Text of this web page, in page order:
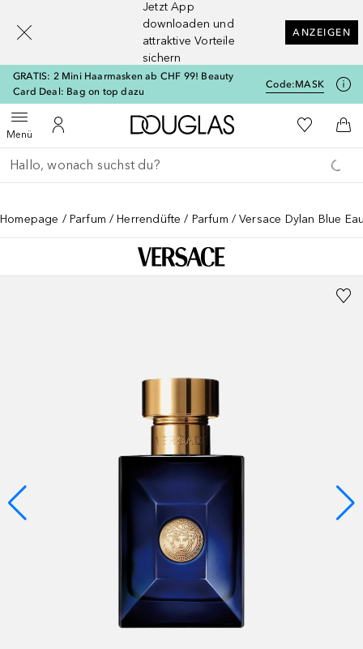
Jetzt App
downloaden und
attraktive Vorteile
sichern
ANZEIGEN
GRATIS: 2 Mini Haarmasken ab CHF 99! Beauty
Card Deal: Bag on top dazu
Code:MASK
MenüMenü öffnenZu Meinem Kundenkonto
Zur Douglas Startseite
Zu Meiner
Gehe zurück
Suche ausführen
Homepage Parfum Herrendüfte Parfum Versace Dylan Blue
[navigation.slideout.screenreader]